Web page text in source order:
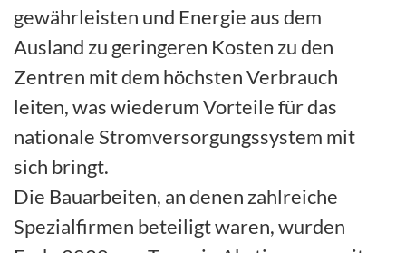
gewährleisten und Energie aus dem
Ausland zu geringeren Kosten zu den
Zentren mit dem höchsten Verbrauch
leiten, was wiederum Vorteile für das
nationale Stromversorgungssystem mit
sich bringt.
Die Bauarbeiten, an denen zahlreiche
Spezialfirmen beteiligt waren, wurden